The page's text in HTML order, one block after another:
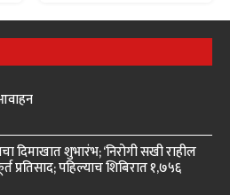
दिमाखात शुभारंभ; ‘निरोगी सखी राहील
प्रतिसाद; पहिल्याच शिबिरात १,७५६